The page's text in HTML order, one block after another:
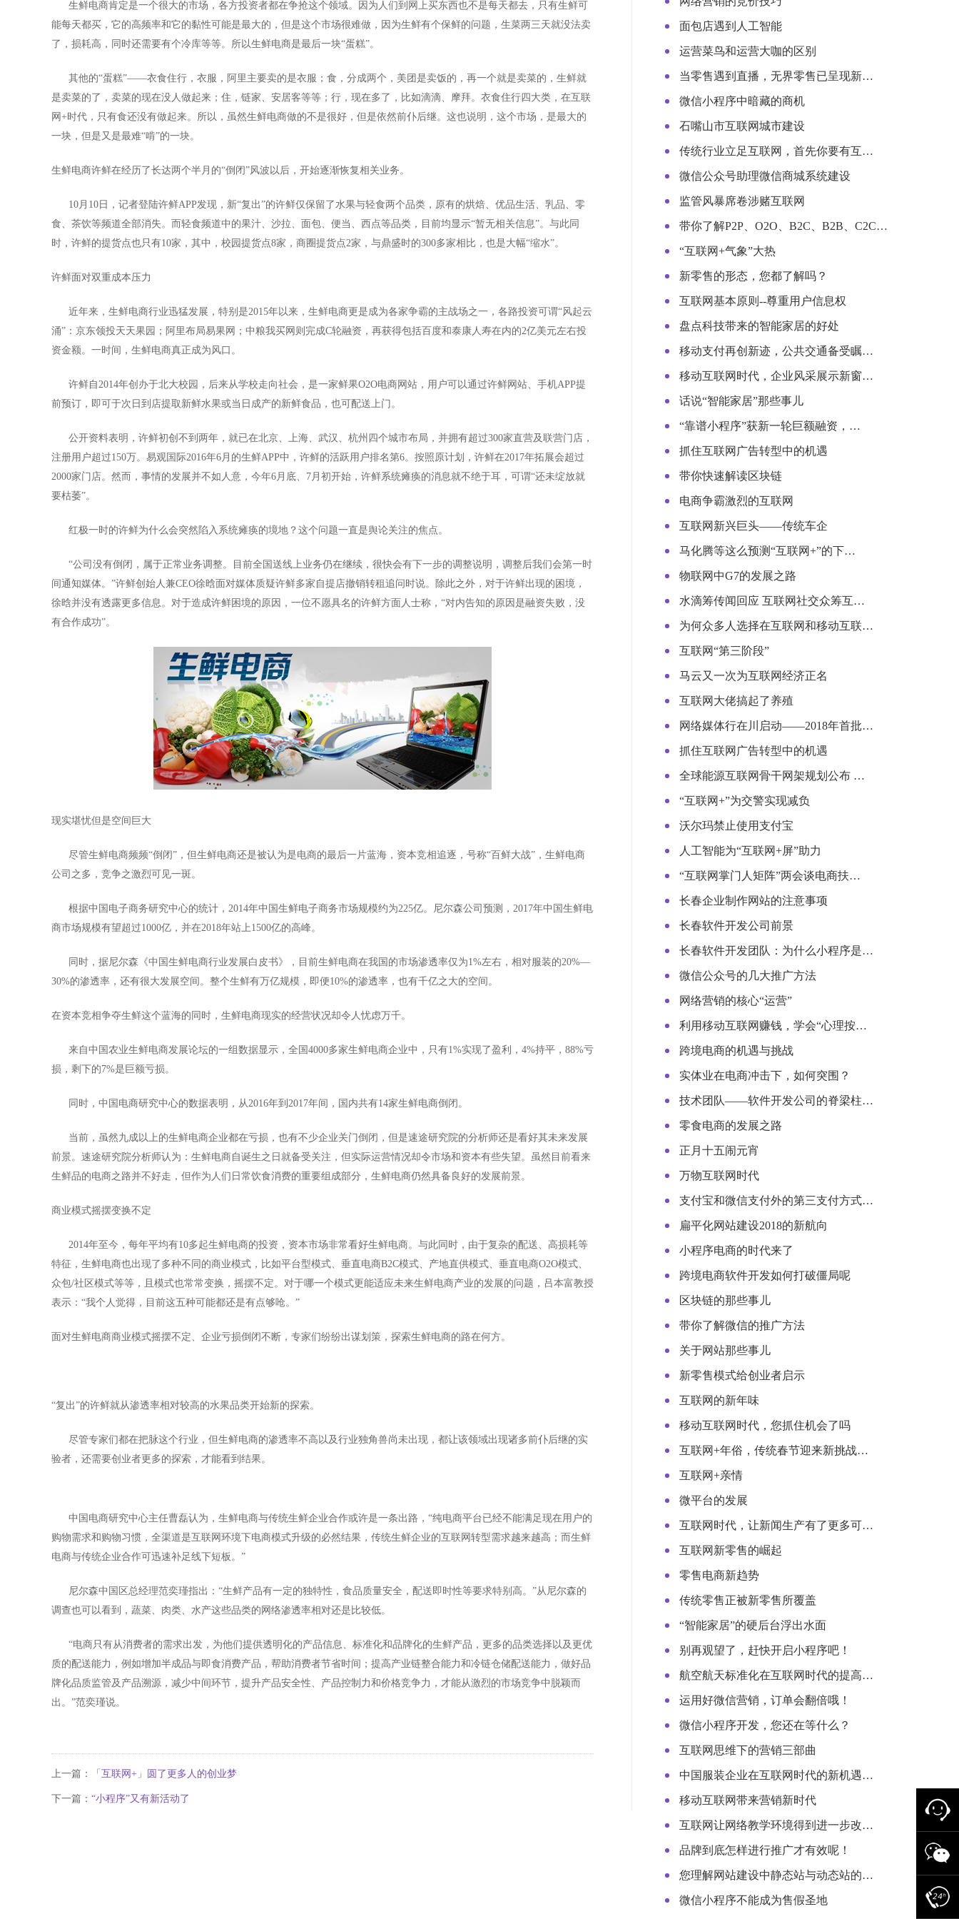
生鲜电商肯定是一个很大的市场，各方投资者都在争抢这个领域。因为人们到网上买东西也不是每天都去，只有生鲜可
能每天都买，它的高频率和它的黏性可能是最大的，但是这个市场很难做，因为生鲜有个保鲜的问题，生菜两三天就没法卖
了，损耗高，同时还需要有个冷库等等。所以生鲜电商是最后一块“蛋糕”。
其他的“蛋糕”——衣食住行，衣服，阿里主要卖的是衣服；食，分成两个，美团是卖饭的，再一个就是卖菜的，生鲜就
是卖菜的了，卖菜的现在没人做起来；住，链家、安居客等等；行，现在多了，比如滴滴、摩拜。衣食住行四大类，在互联
网+时代，只有食还没有做起来。所以，虽然生鲜电商做的不是很好，但是依然前仆后继。这也说明，这个市场，是最大的
一块，但是又是最难“啃”的一块。
生鲜电商许鲜在经历了长达两个半月的“倒闭”风波以后，开始逐渐恢复相关业务。
10月10日，记者登陆许鲜APP发现，新“复出”的许鲜仅保留了水果与轻食两个品类，原有的烘焙、优品生活、乳品、零
食、茶饮等频道全部消失。而轻食频道中的果汁、沙拉、面包、便当、西点等品类，目前均显示“暂无相关信息”。与此同
时，许鲜的提货点也只有10家，其中，校园提货点8家，商圈提货点2家，与鼎盛时的300多家相比，也是大幅“缩水”。
许鲜面对双重成本压力
近年来，生鲜电商行业迅猛发展，特别是2015年以来，生鲜电商更是成为各家争霸的主战场之一，各路投资可谓“风起云
涌”：京东领投天天果园；阿里布局易果网；中粮我买网则完成C轮融资，再获得包括百度和泰康人寿在内的2亿美元左右投
资金额。一时间，生鲜电商真正成为风口。
许鲜自2014年创办于北大校园，后来从学校走向社会，是一家鲜果O2O电商网站，用户可以通过许鲜网站、手机APP提
前预订，即可于次日到店提取新鲜水果或当日成产的新鲜食品，也可配送上门。
公开资料表明，许鲜初创不到两年，就已在北京、上海、武汉、杭州四个城市布局，并拥有超过300家直营及联营门店，
注册用户超过150万。易观国际2016年6月的生鲜APP中，许鲜的活跃用户排名第6。按照原计划，许鲜在2017年拓展会超过
2000家门店。然而，事情的发展并不如人意，今年6月底、7月初开始，许鲜系统瘫痪的消息就不绝于耳，可谓“还未绽放就
要枯萎”。
红极一时的许鲜为什么会突然陷入系统瘫痪的境地？这个问题一直是舆论关注的焦点。
“公司没有倒闭，属于正常业务调整。目前全国送线上业务仍在继续，很快会有下一步的调整说明，调整后我们会第一时
间通知媒体。”许鲜创始人兼CEO徐晗面对媒体质疑许鲜多家自提店撤销转租追问时说。除此之外，对于许鲜出现的困境，
徐晗并没有透露更多信息。对于造成许鲜困境的原因，一位不愿具名的许鲜方面人士称，“对内告知的原因是融资失败，没
有合作成功”。
现实堪忧但是空间巨大
尽管生鲜电商频频“倒闭”，但生鲜电商还是被认为是电商的最后一片蓝海，资本竞相追逐，号称“百鲜大战”，生鲜电商
公司之多，竞争之激烈可见一斑。
根据中国电子商务研究中心的统计，2014年中国生鲜电子商务市场规模约为225亿。尼尔森公司预测，2017年中国生鲜电
商市场规模有望超过1000亿，并在2018年站上1500亿的高峰。
同时，据尼尔森《中国生鲜电商行业发展白皮书》，目前生鲜电商在我国的市场渗透率仅为1%左右，相对服装的20%—
30%的渗透率，还有很大发展空间。整个生鲜有万亿规模，即便10%的渗透率，也有千亿之大的空间。
在资本竞相争夺生鲜这个蓝海的同时，生鲜电商现实的经营状况却令人忧虑万千。
来自中国农业生鲜电商发展论坛的一组数据显示，全国4000多家生鲜电商企业中，只有1%实现了盈利，4%持平，88%亏
损，剩下的7%是巨额亏损。
同时，中国电商研究中心的数据表明，从2016年到2017年间，国内共有14家生鲜电商倒闭。
当前，虽然九成以上的生鲜电商企业都在亏损，也有不少企业关门倒闭，但是速途研究院的分析师还是看好其未来发展
前景。速途研究院分析师认为：生鲜电商自诞生之日就备受关注，但实际运营情况却令市场和资本有些失望。虽然目前看来
生鲜品的电商之路并不好走，但作为人们日常饮食消费的重要组成部分，生鲜电商仍然具备良好的发展前景。
商业模式摇摆变换不定
2014年至今，每年平均有10多起生鲜电商的投资，资本市场非常看好生鲜电商。与此同时，由于复杂的配送、高损耗等
特征，生鲜电商也出现了多种不同的商业模式，比如平台型模式、垂直电商B2C模式、产地直供模式、垂直电商O2O模式、
众包/社区模式等等，且模式也常常变换，摇摆不定。对于哪一个模式更能适应未来生鲜电商产业的发展的问题，吕本富教授
表示：“我个人觉得，目前这五种可能都还是有点够呛。”
面对生鲜电商商业模式摇摆不定、企业亏损倒闭不断，专家们纷纷出谋划策，探索生鲜电商的路在何方。
“复出”的许鲜就从渗透率相对较高的水果品类开始新的探索。
尽管专家们都在把脉这个行业，但生鲜电商的渗透率不高以及行业独角兽尚未出现，都让该领域出现诸多前仆后继的实
验者，还需要创业者更多的探索，才能看到结果。
中国电商研究中心主任曹磊认为，生鲜电商与传统生鲜企业合作或许是一条出路，“纯电商平台已经不能满足现在用户的
购物需求和购物习惯，全渠道是互联网环境下电商模式升级的必然结果，传统生鲜企业的互联网转型需求越来越高；而生鲜
电商与传统企业合作可迅速补足线下短板。”
尼尔森中国区总经理范奕瑾指出：“生鲜产品有一定的独特性，食品质量安全，配送即时性等要求特别高。”从尼尔森的
调查也可以看到，蔬菜、肉类、水产这些品类的网络渗透率相对还是比较低。
“电商只有从消费者的需求出发，为他们提供透明化的产品信息、标准化和品牌化的生鲜产品，更多的品类选择以及更优
质的配送能力，例如增加半成品与即食消费产品，帮助消费者节省时间；提高产业链整合能力和冷链仓储配送能力，做好品
牌化品质监管及产品溯源，减少中间环节，提升产品安全性、产品控制力和价格竞争力，才能从激烈的市场竞争中脱颖而
出。”范奕瑾说。
上一篇： 「互联网+」圆了更多人的创业梦
下一篇： “小程序”又有新活动了
面包店遇到人工智能
运营菜鸟和运营大咖的区别
当零售遇到直播，无界零售已呈现新…
微信小程序中暗藏的商机
石嘴山市互联网城市建设
传统行业立足互联网，首先你要有互…
微信公众号助理微信商城系统建设
监管风暴席卷涉赌互联网
带你了解P2P、O2O、B2C、B2B、C2C…
“互联网+气象”大热
新零售的形态，您都了解吗？
互联网基本原则--尊重用户信息权
盘点科技带来的智能家居的好处
移动支付再创新迹，公共交通备受瞩…
移动互联网时代，企业风采展示新窗…
话说“智能家居”那些事儿
“靠谱小程序”获新一轮巨额融资，…
抓住互联网广告转型中的机遇
带你快速解读区块链
电商争霸激烈的互联网
互联网新兴巨头——传统车企
马化腾等这么预测“互联网+”的下…
物联网中G7的发展之路
水滴筹传闻回应 互联网社交众筹互…
为何众多人选择在互联网和移动互联…
互联网“第三阶段”
马云又一次为互联网经济正名
互联网大佬搞起了养殖
网络媒体行在川启动——2018年首批…
抓住互联网广告转型中的机遇
全球能源互联网骨干网架规划公布 …
“互联网+”为交警实现减负
沃尔玛禁止使用支付宝
人工智能为“互联网+屏”助力
“互联网掌门人矩阵”两会谈电商扶…
长春企业制作网站的注意事项
长春软件开发公司前景
长春软件开发团队：为什么小程序是…
微信公众号的几大推广方法
网络营销的核心“运营”
利用移动互联网赚钱，学会“心理按…
跨境电商的机遇与挑战
实体业在电商冲击下，如何突围？
技术团队——软件开发公司的脊梁柱…
零食电商的发展之路
正月十五闹元宵
万物互联网时代
支付宝和微信支付外的第三支付方式…
扁平化网站建设2018的新航向
小程序电商的时代来了
跨境电商软件开发如何打破僵局呢
区块链的那些事儿
带你了解微信的推广方法
关于网站那些事儿
新零售模式给创业者启示
互联网的新年味
移动互联网时代，您抓住机会了吗
互联网+年俗，传统春节迎来新挑战…
互联网+亲情
微平台的发展
互联网时代，让新闻生产有了更多可…
互联网新零售的崛起
零售电商新趋势
传统零售正被新零售所覆盖
“智能家居”的硬后台浮出水面
别再观望了，赶快开启小程序吧！
航空航天标准化在互联网时代的提高…
运用好微信营销，订单会翻倍哦！
微信小程序开发，您还在等什么？
互联网思维下的营销三部曲
中国服装企业在互联网时代的新机遇…
移动互联网带来营销新时代
互联网让网络教学环境得到进一步改…
品牌到底怎样进行推广才有效呢！
您理解网站建设中静态站与动态站的…
微信小程序不能成为售假圣地